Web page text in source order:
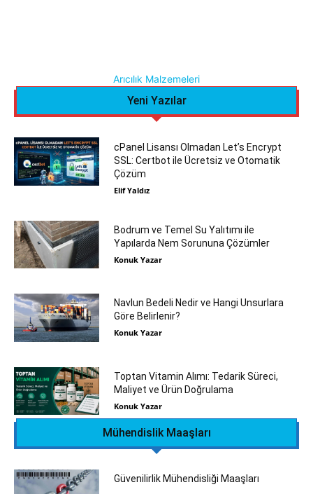
Arıcılık Malzemeleri
Yeni Yazılar
cPanel Lisansı Olmadan Let’s Encrypt
SSL: Certbot ile Ücretsiz ve Otomatik
Çözüm
Elif Yaldız
Bodrum ve Temel Su Yalıtımı ile
Yapılarda Nem Sorununa Çözümler
Konuk Yazar
Navlun Bedeli Nedir ve Hangi Unsurlara
Göre Belirlenir?
Konuk Yazar
Toptan Vitamin Alımı: Tedarik Süreci,
Maliyet ve Ürün Doğrulama
Konuk Yazar
Mühendislik Maaşları
Güvenilirlik Mühendisliği Maaşları